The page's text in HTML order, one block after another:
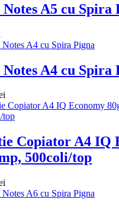
A5 cu Spira
A4 cu Spira
Copiator A4 IQ
500coli/top